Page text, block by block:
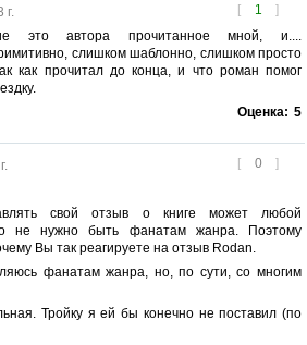
[ 1 ]
это автора прочитанное мной, и....
слишком шаблонно, слишком просто
как прочитал до конца, и что роман помог
Оценка: 5
[ 0 ]
свой отзыв о книге может любой
не нужно быть фанатам жанра. Поэтому
Вы так реагируете на отзыв Rodan.
фанатам жанра, но, по сути, со многим
Тройку я ей бы конечно не поставил (по